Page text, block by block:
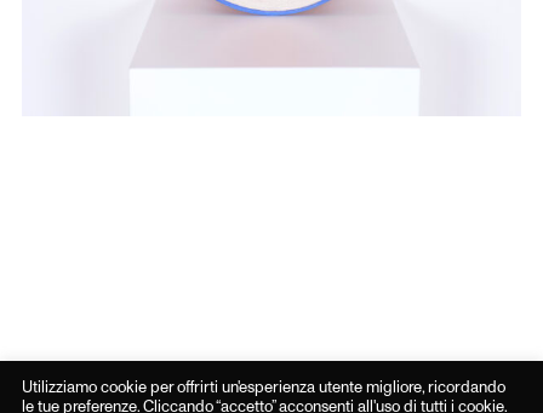
Utilizziamo cookie per offrirti un'esperienza utente migliore, ricordando
le tue preferenze. Cliccando “accetto” acconsenti all'uso di tutti i cookie.